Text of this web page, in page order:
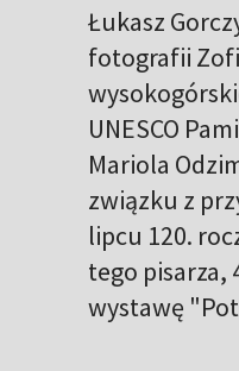
Łukasz
fotografii
UNESCO
Mariola
związku z
lipcu 120.
tego pisarza,
wystawę